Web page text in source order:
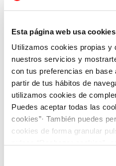
Esta página web usa cookies
Utilizamos cookies propias y
nuestros servicios y
con tus preferencias en base
partir de tus hábitos de
utilizamos cookies de
Puedes aceptar todas las
cookies”· También puedes
cookies de forma granular
30 SEP 2019
con los ODS de la ONU
internacional para la
agua